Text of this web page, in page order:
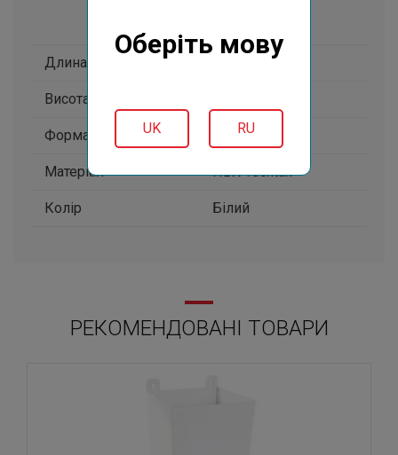
Оберіть мову
UK RU
Длина, мм
Висота, мм
Форма прямокутна
Матеріал ПВХ Techtan
Колір Білий
РЕКОМЕНДОВАНІ ТОВАРИ